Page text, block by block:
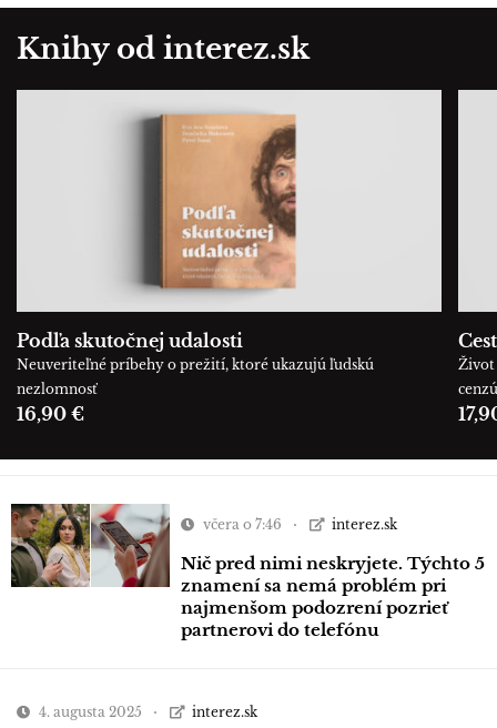
Knihy od interez.sk
Podľa skutočnej udalosti
Neuveriteľné príbehy o prežití, ktoré ukazujú ľudskú
nezlomnosť
16,90 €
Život
včera o 7:46 interez.sk
Nič pred nimi neskryjete. Týchto 5
znamení sa nemá problém pri
najmenšom podozrení pozrieť
partnerovi do telefónu
4. augusta 2025 interez.sk